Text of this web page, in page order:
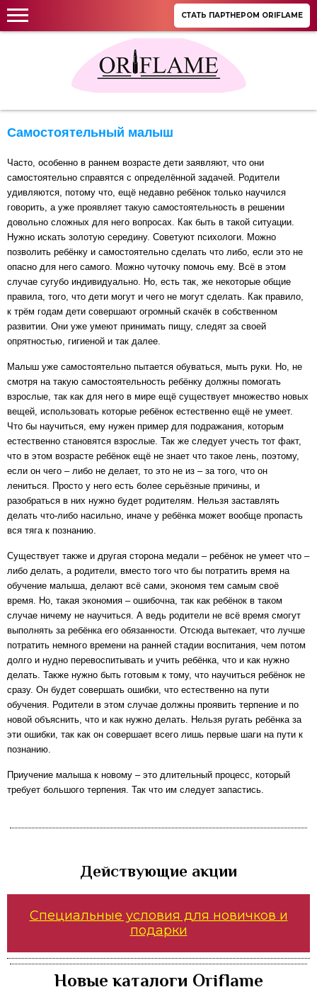
СТАТЬ ПАРТНЕРОМ ORIFLAME
Самостоятельный малыш
Часто, особенно в раннем возрасте дети заявляют, что они
самостоятельно справятся с определённой задачей. Родители
удивляются, потому что, ещё недавно ребёнок только научился
говорить, а уже проявляет такую самостоятельность в решении
довольно сложных для него вопросах. Как быть в такой ситуации.
Нужно искать золотую середину. Советуют психологи. Можно
позволить ребёнку и самостоятельно сделать что либо, если это не
опасно для него самого. Можно чуточку помочь ему. Всё в этом
случае сугубо индивидуально. Но, есть так, же некоторые общие
правила, того, что дети могут и чего не могут сделать. Как правило,
к трём годам дети совершают огромный скачёк в собственном
развитии. Они уже умеют принимать пищу, следят за своей
опрятностью, гигиеной и так далее.
Малыш уже самостоятельно пытается обуваться, мыть руки. Но, не
смотря на такую самостоятельность ребёнку должны помогать
взрослые, так как для него в мире ещё существует множество новых
вещей, использовать которые ребёнок естественно ещё не умеет.
Что бы научиться, ему нужен пример для подражания, которым
естественно становятся взрослые. Так же следует учесть тот факт,
что в этом возрасте ребёнок ещё не знает что такое лень, поэтому,
если он чего – либо не делает, то это не из – за того, что он
лениться. Просто у него есть более серьёзные причины, и
разобраться в них нужно будет родителям. Нельзя заставлять
делать что-либо насильно, иначе у ребёнка может вообще пропасть
вся тяга к познанию.
Существует также и другая сторона медали – ребёнок не умеет что –
либо делать, а родители, вместо того что бы потратить время на
обучение малыша, делают всё сами, экономя тем самым своё
время. Но, такая экономия – ошибочна, так как ребёнок в таком
случае ничему не научиться. А ведь родители не всё время смогут
выполнять за ребёнка его обязанности. Отсюда вытекает, что лучше
потратить немного времени на ранней стадии воспитания, чем потом
долго и нудно перевоспитывать и учить ребёнка, что и как нужно
делать. Также нужно быть готовым к тому, что научиться ребёнок не
сразу. Он будет совершать ошибки, что естественно на пути
обучения. Родители в этом случае должны проявить терпение и по
новой объяснить, что и как нужно делать. Нельзя ругать ребёнка за
эти ошибки, так как он совершает всего лишь первые шаги на пути к
познанию.
Приучение малыша к новому – это длительный процесс, который
требует большого терпения. Так что им следует запастись.
Действующие акции
Специальные условия для новичков и
подарки
Новые каталоги Oriflame